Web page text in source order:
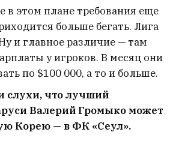
этом плане требования еще
больше бегать. Лига
и главное различие — там
у игроков. В месяц они
по $100 000, а то и больше.
слухи, что лучший
Валерий Громыко может
Корею — в ФК «Сеул».